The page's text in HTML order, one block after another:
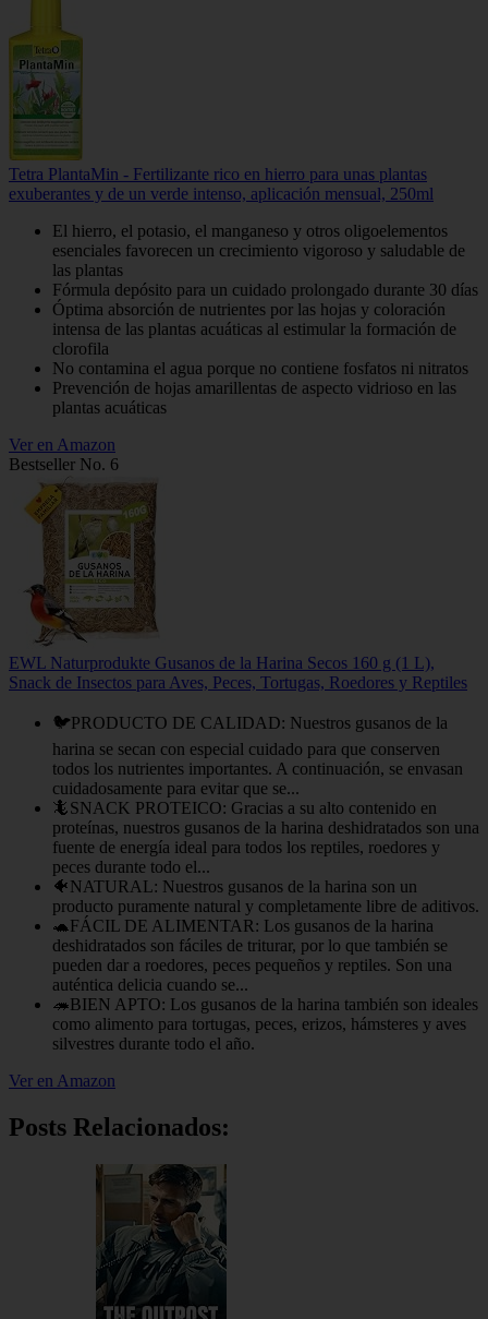
Tetra PlantaMin - Fertilizante rico en hierro para unas plantas
exuberantes y de un verde intenso, aplicación mensual, 250ml
El hierro, el potasio, el manganeso y otros oligoelementos
esenciales favorecen un crecimiento vigoroso y saludable de
las plantas
Fórmula depósito para un cuidado prolongado durante 30 días
Óptima absorción de nutrientes por las hojas y coloración
intensa de las plantas acuáticas al estimular la formación de
clorofila
No contamina el agua porque no contiene fosfatos ni nitratos
Prevención de hojas amarillentas de aspecto vidrioso en las
plantas acuáticas
Ver en Amazon
Bestseller No. 6
EWL Naturprodukte Gusanos de la Harina Secos 160 g (1 L),
Snack de Insectos para Aves, Peces, Tortugas, Roedores y Reptiles
🐦PRODUCTO DE CALIDAD: Nuestros gusanos de la
harina se secan con especial cuidado para que conserven
todos los nutrientes importantes. A continuación, se envasan
cuidadosamente para evitar que se...
🦎SNACK PROTEICO: Gracias a su alto contenido en
proteínas, nuestros gusanos de la harina deshidratados son una
fuente de energía ideal para todos los reptiles, roedores y
peces durante todo el...
🐠NATURAL: Nuestros gusanos de la harina son un
producto puramente natural y completamente libre de aditivos.
🐢FÁCIL DE ALIMENTAR: Los gusanos de la harina
deshidratados son fáciles de triturar, por lo que también se
pueden dar a roedores, peces pequeños y reptiles. Son una
auténtica delicia cuando se...
🦔BIEN APTO: Los gusanos de la harina también son ideales
como alimento para tortugas, peces, erizos, hámsteres y aves
silvestres durante todo el año.
Ver en Amazon
Posts Relacionados: